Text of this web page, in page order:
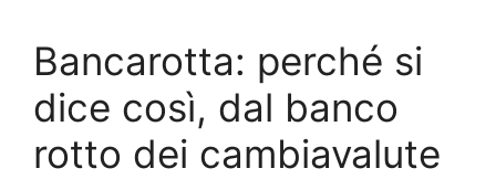
Bancarotta: perché si
dice così, dal banco
rotto dei cambiavalute